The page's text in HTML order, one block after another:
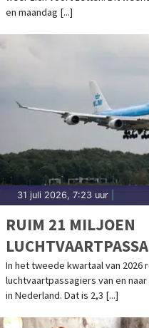
en maandag [...]
31 juli 2026, 7:23 uur
RUIM 21 MILJOEN
KWARTAAL, WEL
In het tweede kwartaal van 2026
luchtvaartpassagiers van en
in Nederland. Dat is 2,3 [...]